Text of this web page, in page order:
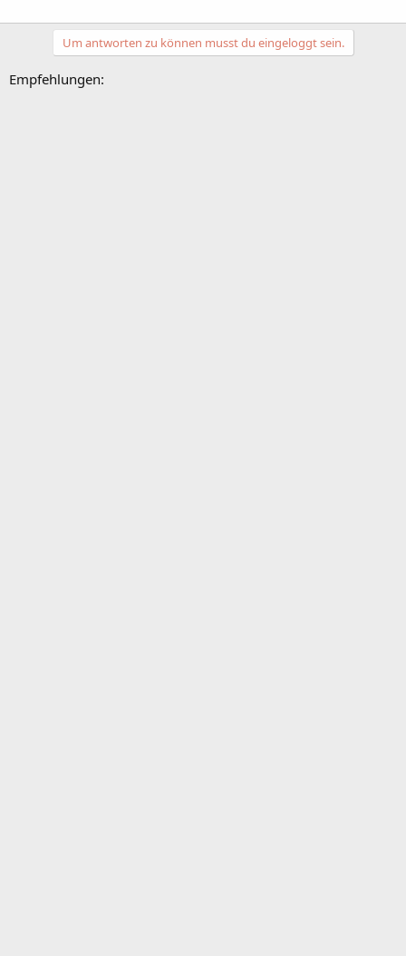
Um antworten zu können musst du eingeloggt sein.
Empfehlungen: